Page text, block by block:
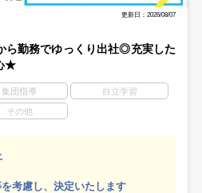
更新日：2026/08/07
ら勤務でゆっくり出社◎充実した
★
集団指導 自立学習
その他
考慮し、決定いたします